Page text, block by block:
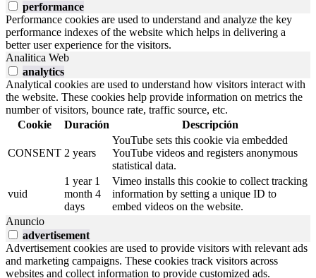
performance
Performance cookies are used to understand and analyze the key
performance indexes of the website which helps in delivering a
better user experience for the visitors.
Analitica Web
analytics
Analytical cookies are used to understand how visitors interact with
the website. These cookies help provide information on metrics the
number of visitors, bounce rate, traffic source, etc.
Cookie
Duración Descripción
CONSENT 2 years
YouTube sets this cookie via embedded
YouTube videos and registers anonymous
statistical data.
vuid
1 year 1
month 4
days
Vimeo installs this cookie to collect tracking
information by setting a unique ID to
embed videos on the website.
Anuncio
advertisement
Advertisement cookies are used to provide visitors with relevant ads
and marketing campaigns. These cookies track visitors across
websites and collect information to provide customized ads.